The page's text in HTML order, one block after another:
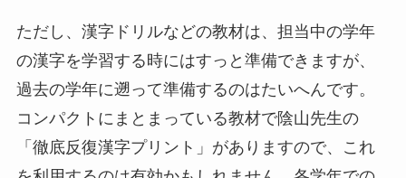
ただし、漢字ドリルなどの教材は、担当中の学年
の漢字を学習する時にはすっと準備できますが、
過去の学年に遡って準備するのはたいへんです。
コンパクトにまとまっている教材で陰山先生の
「徹底反復漢字プリント」がありますので、これ